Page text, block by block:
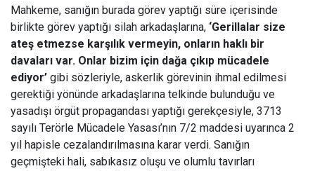
Mahkeme, sanığın burada görev yaptığı süre içerisinde
birlikte görev yaptığı silah arkadaşlarına, ‘Gerillalar size
ateş etmezse karşılık vermeyin, onların haklı bir
davaları var. Onlar bizim için dağa çıkıp mücadele
ediyor’ gibi sözleriyle, askerlik görevinin ihmal edilmesi
gerektiği yönünde arkadaşlarına telkinde bulunduğu ve
yasadışı örgüt propagandası yaptığı gerekçesiyle, 3713
sayılı Terörle Mücadele Yasası’nın 7/2 maddesi uyarınca 2
yıl hapisle cezalandırılmasına karar verdi. Sanığın
geçmişteki hali, sabıkasız oluşu ve olumlu tavırları